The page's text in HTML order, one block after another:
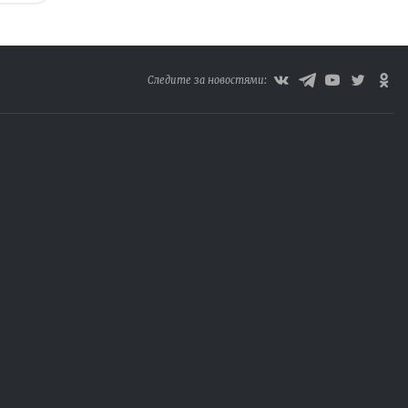
Следите за новостями: